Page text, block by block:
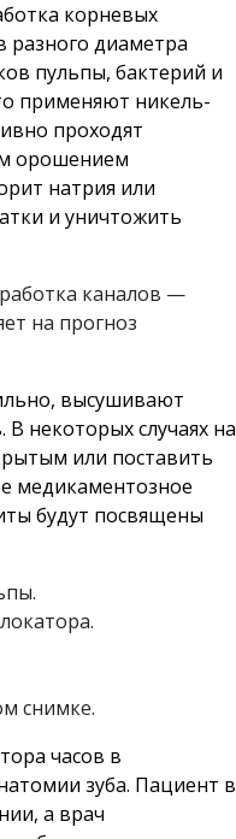
корневых
диаметра
пульпы, бактерий и
применяют никель-
проходят
орошением
натрия или
и уничтожить
каналов —
на прогноз
высушивают
некоторых случаях на
или поставить
медикаментозное
будут посвящены
снимке.
часов в
зуба. Пациент в
а врач